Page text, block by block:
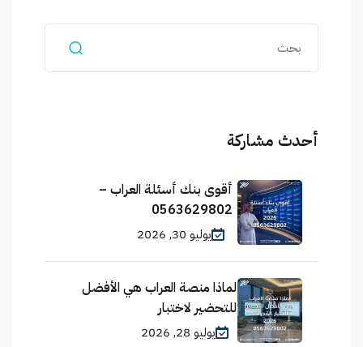
أحدث مشاركة
أقوى بنك أسئلة العراب –
0563629802
يوليو 30, 2026
لماذا منصة العراب هي الأفضل
للتحضير لاختبار
يوليو 28, 2026